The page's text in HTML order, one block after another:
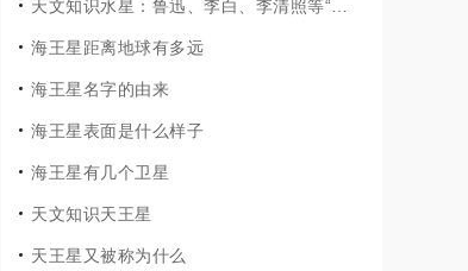
海王星距离地球有多远
海王星名字的由来
海王星表面是什么样子
海王星有几个卫星
天文知识天王星
天王星又被称为什么